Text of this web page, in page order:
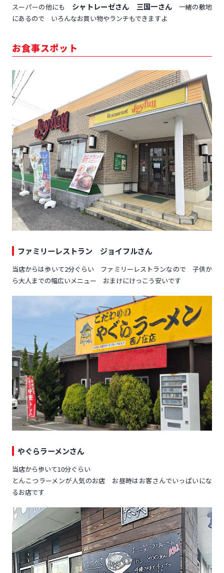
スーパーの他にも シャトレーゼさん 三国一さん 一緒の敷地
にあるので いろんなお買い物やランチもできますよ
お食事スポット
ファミリーレストラン ジョイフルさん
当店からは歩いて2分ぐらい ファミリーレストランなので 子供か
ら大人までの幅広いメニュー おまけにけっこう安いです
やぐらラーメンさん
当店から歩いて10分ぐらい
とんこつラーメンが人気のお店 お昼時はお客さんでいっぱいにな
るお店です